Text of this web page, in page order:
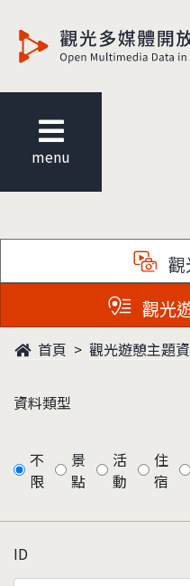
menu
觀光
首頁 觀光遊憩主題
資料類型
不
限
景
點
活
動
住
宿
ID